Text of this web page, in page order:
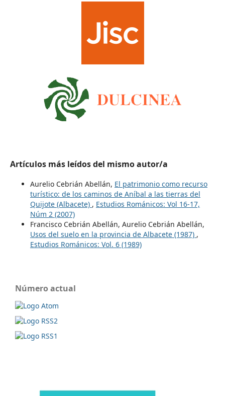
Artículos más leídos del mismo autor/a
Aurelio Cebrián Abellán, El patrimonio como recurso
turístico: de los caminos de Aníbal a las tierras del
Quijote (Albacete) , Estudios Románicos: Vol 16-17,
Núm 2 (2007)
Francisco Cebrián Abellán, Aurelio Cebrián Abellán,
Usos del suelo en la provincia de Albacete (1987) ,
Estudios Románicos: Vol. 6 (1989)
Número actual